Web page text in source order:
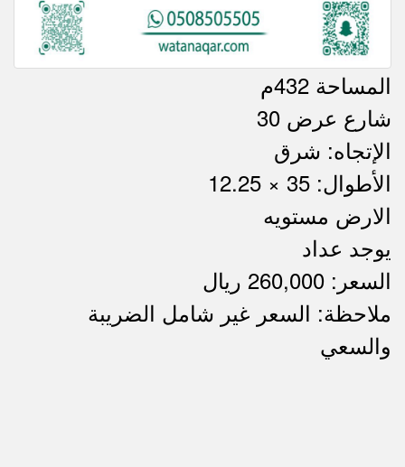
المساحة 432م
شارع عرض 30
الإتجاه: شرق
الأطوال: 35 × 12.25
الارض مستويه
يوجد عداد
السعر: 260,000 ريال
ملاحظاتملاحظة: السعر غير شامل الضريبة
والسعي